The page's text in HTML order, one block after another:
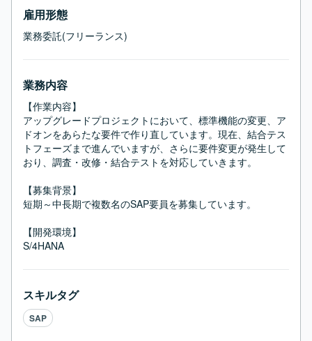
雇用形態
業務委託(フリーランス)
業務内容
【作業内容】
アップグレードプロジェクトにおいて、標準機能の変更、ア
ドオンをあらたな要件で作り直しています。現在、結合テス
トフェーズまで進んでいますが、さらに要件変更が発生して
おり、調査・改修・結合テストを対応していきます。
【募集背景】
短期～中長期で複数名のSAP要員を募集しています。
【開発環境】
S/4HANA
スキルタグ
SAP